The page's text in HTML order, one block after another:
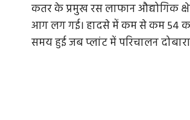
कतर के प्रमुख रस लाफान औद्योगिक
आग लग गई। हादसे में कम से कम 54
समय हुई जब प्लांट में परिचालन